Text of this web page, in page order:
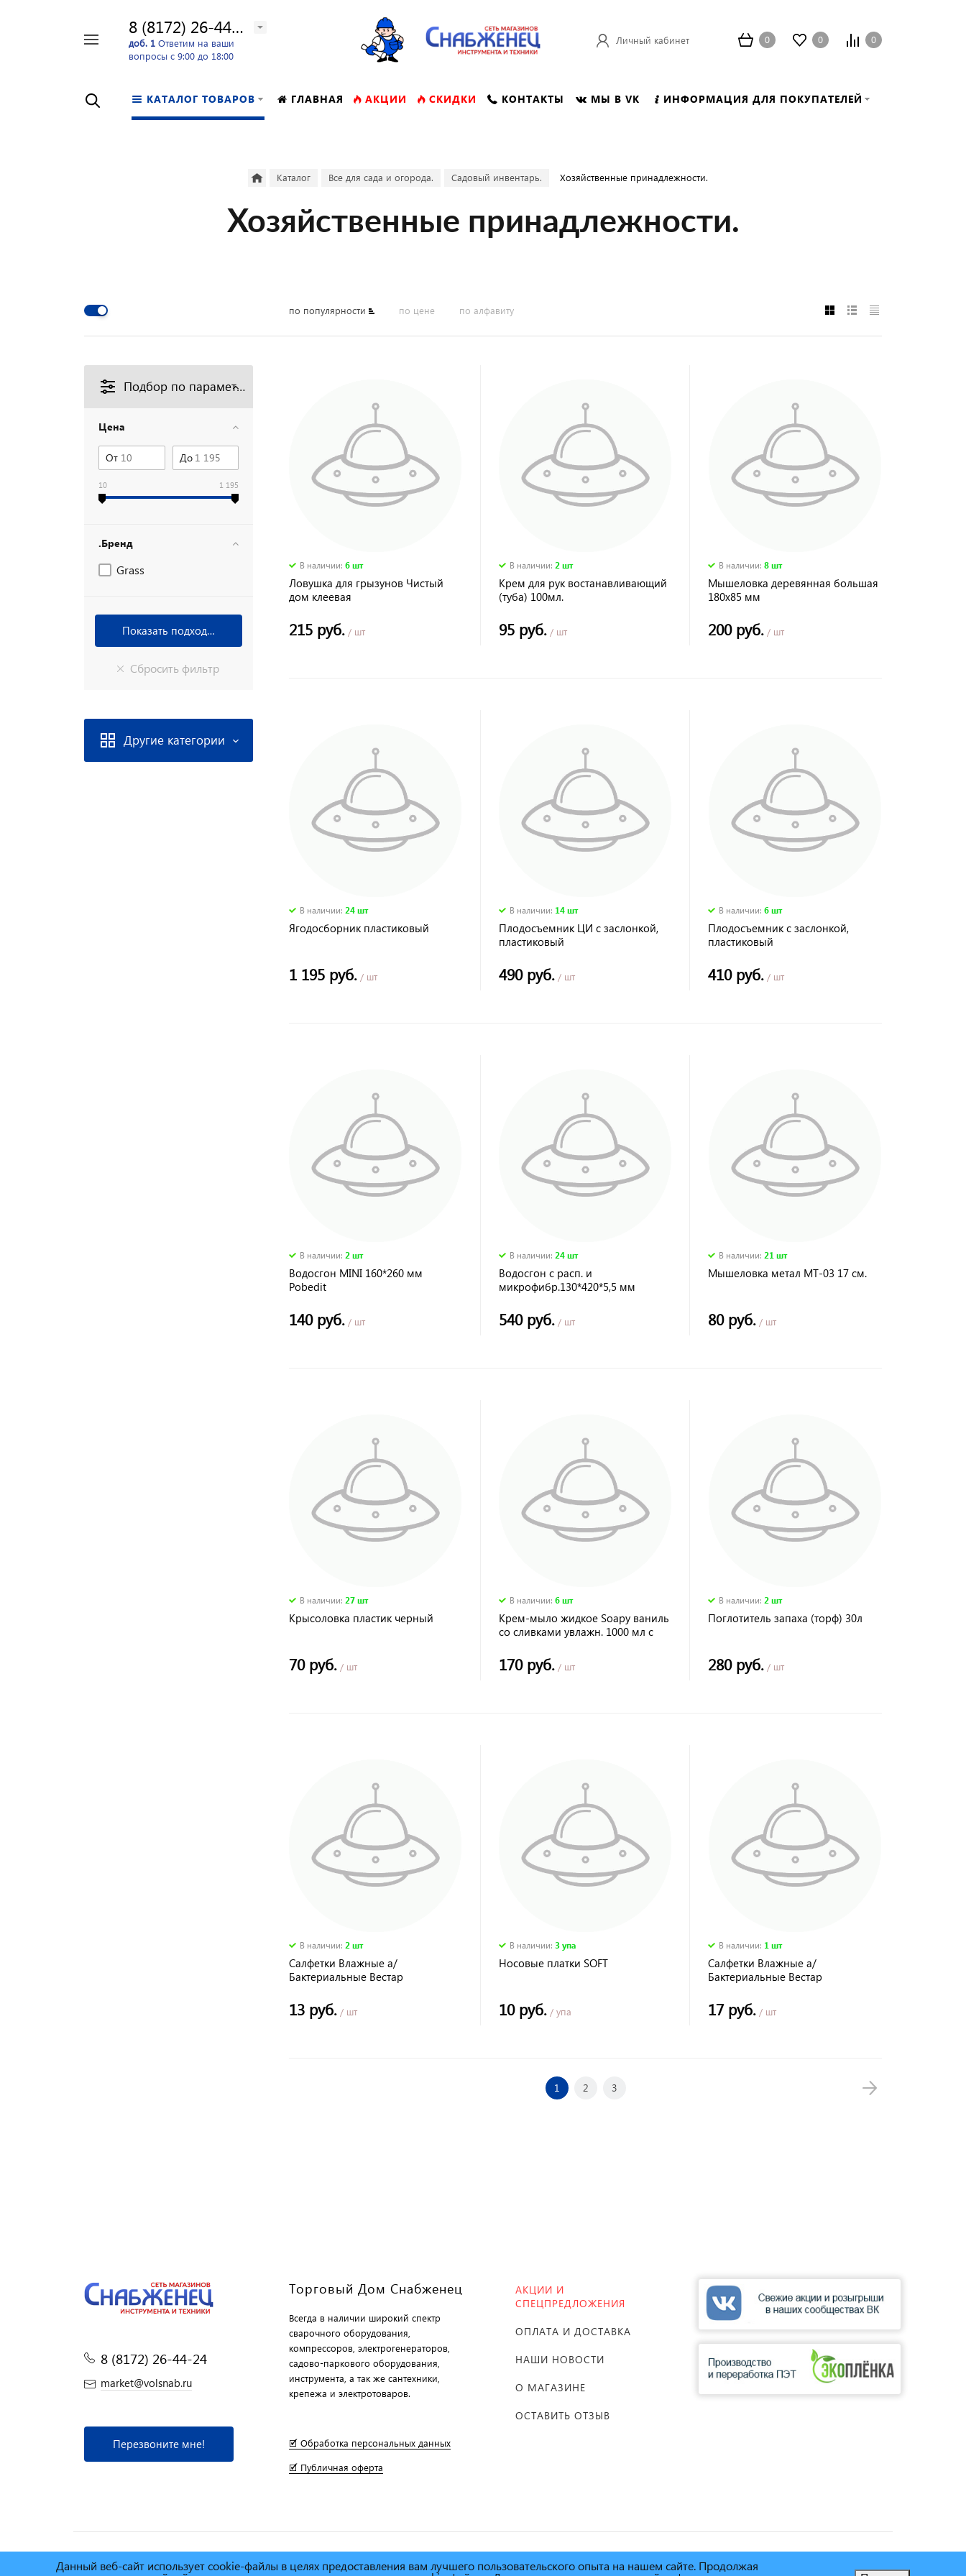
8 (8172) 26-44-24
доб. 1 Ответим на ваши
вопросы с 9:00 до 18:00
Личный кабинет 0 0 0
КАТАЛОГ ТОВАРОВ ГЛАВНАЯ АКЦИИ СКИДКИ КОНТАКТЫ МЫ В VK ИНФОРМАЦИЯ ДЛЯ ПОКУПАТЕЛЕЙ
Каталог Все для сада и огорода. Садовый инвентарь. Хозяйственные принадлежности.
Хозяйственные принадлежности.
по популярности по цене по алфавиту
Подбор по параметрам
Цена
От До
10 1 195
.Бренд
Grass
Другие категории
В наличии: 6 шт
Ловушка для грызунов Чистый
дом клеевая
215 руб. / шт
В наличии: 2 шт
Крем для рук востанавливающий
(туба) 100мл.
95 руб./ шт
В наличии:8 шт
Мышеловка деревянная большая
180х85 мм
200 руб. / шт
В наличии: 24 шт
Ягодосборник пластиковый
1 195 руб. / шт
В наличии: 14 шт
Плодосъемник ЦИ с заслонкой,
пластиковый
490 руб./ шт
В наличии:6 шт
Плодосъемник с заслонкой,
пластиковый
410 руб. / шт
В наличии: 2 шт
Водосгон MINI 160*260 мм
Pobedit
140 руб. / шт
В наличии: 24 шт
Водосгон с расп. и
микрофибр.130*420*5,5 мм
540 руб./ шт
В наличии:21 шт
Мышеловка метал МТ-03 17 см.
80 руб. / шт
В наличии: 27 шт
Крысоловка пластик черный
70 руб. / шт
В наличии: 6 шт
Крем-мыло жидкое Soapy ваниль
со сливками увлажн. 1000 мл с
170 руб./ шт
В наличии:2 шт
Поглотитель запаха (торф) 30л
280 руб. / шт
В наличии: 2 шт
Салфетки Влажные а/
Бактериальные Вестар
13 руб. / шт
В наличии: 3 упа
Носовые платки SOFT
10 руб./ упа
В наличии: 1 шт
Салфетки Влажные а/
Бактериальные Вестар
17 руб. / шт
1 2 3
8 (8172) 26-44-24
market@volsnab.ru
Перезвоните мне!
Торговый Дом Снабженец
Всегда в наличии широкий спектр
сварочного оборудования,
компрессоров, электрогенераторов,
садово-паркового оборудования,
инструмента, а так же сантехники,
крепежа и электротоваров.
🗹 Обработка персональных данных
🗹 Публичная оферта
АКЦИИ И
СПЕЦПРЕДЛОЖЕНИЯ
ОПЛАТА И ДОСТАВКА
НАШИ НОВОСТИ
О МАГАЗИНЕ
ОСТАВИТЬ ОТЗЫВ
© Сеть магазинов инструмента и техники "Торговый дом Снабженец" 1995г. -
Данный веб-сайт использует cookie-файлы в целях предоставления вам лучшего пользовательского опыта на нашем сайте. Продолжая